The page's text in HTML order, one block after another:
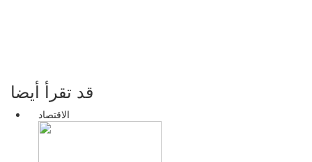
قد تقرأ أيضا
الاقتصاد